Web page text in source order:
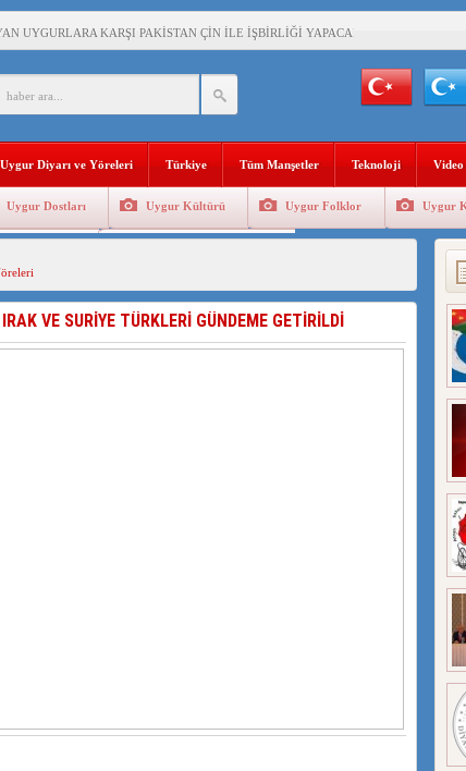
UYGURLARA KARŞI PAKİSTAN ÇİN İLE İŞBİRLİĞİ YAPACAK
BAŞKANI AĞIRALİOĞLU : ÇİN’İN UYGUR SOYKIRIMI BİR HAKİKATTIR!
UYGULAMALARI SİSTEMATİK POSTMODERN BİR SOYKIRIMDIR!
DOÇ.DR.KAAN : DOĞU TÜRKİSTAN BİZİM KIRMIZI ÇİZGİMİZDİR!”
ÖVEN DİYANET AKADEMİSİ BAŞKANI’NA TEPKİLER SÜRÜYOR
MESAJİ : 05.07.2009 URUMÇİ ŞEHİTLERİNİ RAHMETLE ANIYORUZ
Uygur Diyarı ve Yöreleri Türkiye Tüm Manşetler Teknoloji
Uygur Dostları Uygur Kültürü Uygur Folklor Uygur
VE SURİYE TÜRKLERİ GÜNDEME GETİRİLDİ